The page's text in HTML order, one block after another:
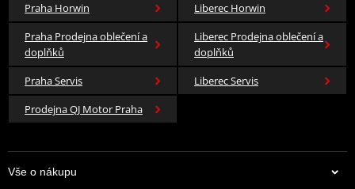
Praha Horwin
Liberec Horwin
Praha Prodejna oblečení a
doplňků
Liberec Prodejna oblečení a
doplňků
Praha Servis
Liberec Servis
Prodejna QJ Motor Praha
Vše o nákupu